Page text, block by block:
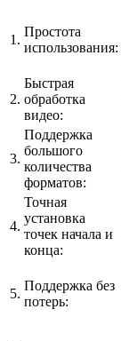
1.
Простота
использования:
2.
Быстрая
обработка
видео:
3.
Поддержка
большого
количества
форматов:
4.
Точная
установка
точек начала и
конца:
5.
Поддержка без
потерь: